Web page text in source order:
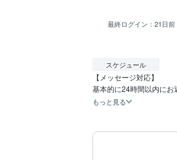
最終ログイン： 21日前
スケジュール
【メッセージ対応】
もっと見る